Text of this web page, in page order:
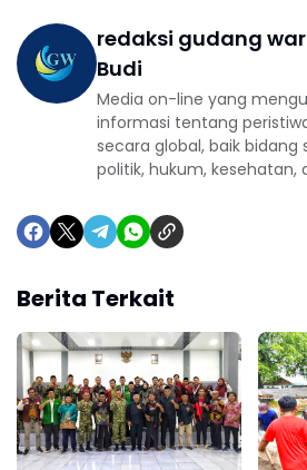
redaksi gudang
Budi
Media on-line yang
informasi tentang
secara global, baik bidang
politik, hukum, kesehatan,
Berita Terkait